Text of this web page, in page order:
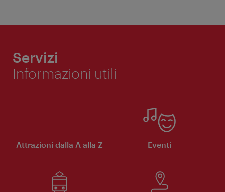
Servizi
Informazioni utili
Attrazioni dalla A alla Z Eventi